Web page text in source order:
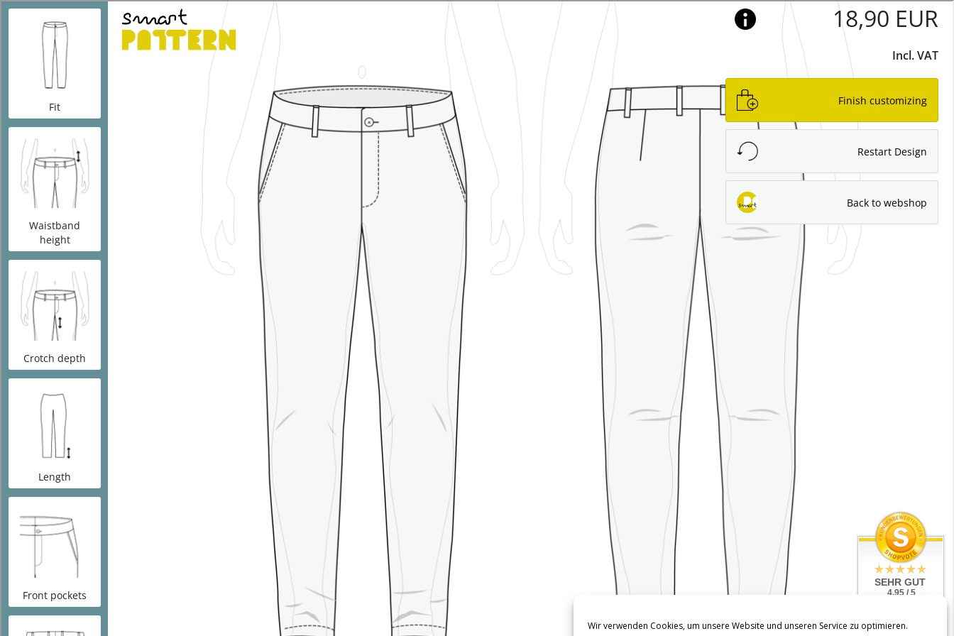
Wir verwenden Cookies, um unsere Website und unseren Service zu optimieren.
Sewing patterns Sewing instructions FAQ Blog
smartPATTERN Configurator men’s chino
Cookie Directive (EU)
GTC
Cancellation policy
Cancel the contract
SEHR GUT
4.95 / 5
Bewertungen
bei: shopvote.de